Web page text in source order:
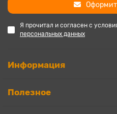
Я прочитал и согласен с
персональных данных
Информация
Полезное